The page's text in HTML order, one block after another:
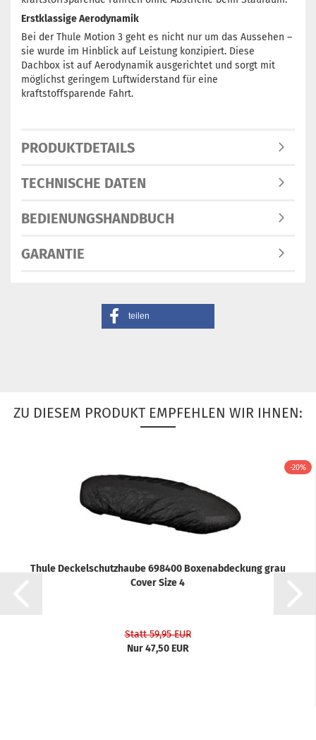
Erstklassige Aerodynamik
Bei der Thule Motion 3 geht es nicht nur um das Aussehen –
sie wurde im Hinblick auf Leistung konzipiert. Diese
Dachbox ist auf Aerodynamik ausgerichtet und sorgt mit
möglichst geringem Luftwiderstand für eine
kraftstoffsparende Fahrt.
PRODUKTDETAILS
TECHNISCHE DATEN
BEDIENUNGSHANDBUCH
GARANTIE
teilen
ZU DIESEM PRODUKT EMPFEHLEN WIR IHNEN:
-20%
Thule Deckelschutzhaube 698400 Boxenabdeckung grau
Cover Size 4
Statt 59,95 EUR
Nur 47,50 EUR